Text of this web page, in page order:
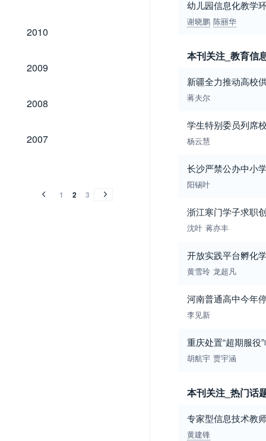
2010
2010
2009
2009
2008
2008
2007
2007
1 2 3
幼儿园信息化教学
谢晓鹏 陈丽华
本刊关注_教育信
新疆全力推动高校
蒋夫尔
学生特别委员列席
杨云慧
长沙严禁公办中小
阳锡叶
浙江寒门学子求职
沈叶 蒋亦丰
开放实践平台孵化
黄雪玲 龙超凡
河南普通高中今年
李见新
重庆处置“超期服役
胡航宇 贾宇涵
本刊关注_热门话
专家型信息技术教
黄建锋